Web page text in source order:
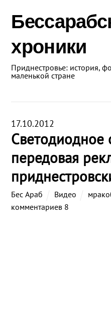
хроники
Приднестровье: история,
маленькой стране
17.10.2012
передовая
Бес Араб Видео
комментариев 8